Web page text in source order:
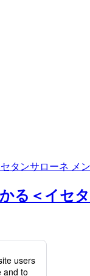
タンサローネ メ
る＜イセ